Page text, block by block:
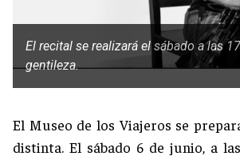
El recital se realizará el sábado a las
gentileza.
El Museo de los Viajeros se
distinta. El sábado 6 de junio, a